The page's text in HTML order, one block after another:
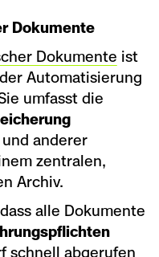
Dokumente
Dokumente ist
Automatisierung
umfasst die
und anderer
zentralen,
Archiv.
alle Dokumente
schnell abgerufen